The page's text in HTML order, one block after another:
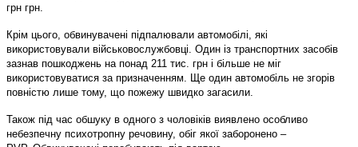
грн грн.
Крім цього, обвинувачені підпалювали автомобілі, які
використовували військовослужбовці. Один із транспортних засобів
зазнав пошкоджень на понад 211 тис. грн і більше не міг
використовуватися за призначенням. Ще один автомобіль не згорів
повністю лише тому, що пожежу швидко загасили.
Також під час обшуку в одного з чоловіків виявлено особливо
небезпечну психотропну речовину, обіг якої заборонено –